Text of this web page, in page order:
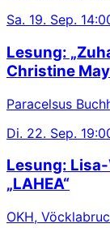
Sa. 19. Sep.
Lesung:
Christine May
Paracelsus
Di. 22. Sep.
Lesung:
„LAHEA“
OKH,